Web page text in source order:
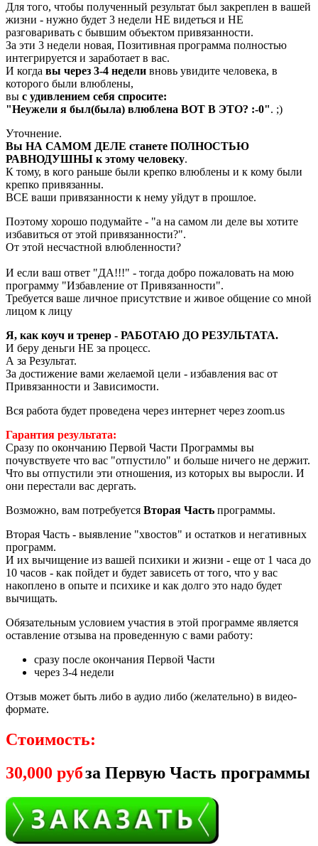
Для того, чтобы полученный результат был закреплен в вашей
жизни - нужно будет 3 недели НЕ видеться и НЕ
разговаривать с бывшим объектом привязанности.
За эти 3 недели новая, Позитивная программа полностью
интегрируется и заработает в вас.
И когда вы через 3-4 недели вновь увидите человека, в
которого были влюблены,
вы с удивлением себя спросите:
"Неужели я был(была) влюблена ВОТ В ЭТО? :-0". ;)
Уточнение.
Вы НА САМОМ ДЕЛЕ станете ПОЛНОСТЬЮ
РАВНОДУШНЫ к этому человеку.
К тому, в кого раньше были крепко влюблены и к кому были
крепко привязанны.
ВСЕ ваши привязанности к нему уйдут в прошлое.
Поэтому хорошо подумайте - "а на самом ли деле вы хотите
избавиться от этой привязанности?".
От этой несчастной влюбленности?
И если ваш ответ "ДА!!!" - тогда добро пожаловать на мою
программу "Избавление от Привязанности".
Требуется ваше личное присутствие и живое общение со мной
лицом к лицу
Я, как коуч и тренер - РАБОТАЮ ДО РЕЗУЛЬТАТА.
И беру деньги НЕ за процесс.
А за Результат.
За достижение вами желаемой цели - избавления вас от
Привязанности и Зависимости.
Вся работа будет проведена через интернет через zoom.us
Гарантия результата:
Сразу по окончанию Первой Части Программы вы
почувствуете что вас "отпустило" и больше ничего не держит.
Что вы отпустили эти отношения, из которых вы выросли. И
они перестали вас дергать.
Возможно, вам потребуется Вторая Часть программы.
Вторая Часть - выявление "хвостов" и остатков и негативных
программ.
И их вычищение из вашей психики и жизни - еще от 1 часа до
10 часов - как пойдет и будет зависеть от того, что у вас
накоплено в опыте и психике и как долго это надо будет
вычищать.
Обязательным условием участия в этой программе является
оставление отзыва на проведенную с вами работу:
сразу после окончания Первой Части
через 3-4 недели
Отзыв может быть либо в аудио либо (желательно) в видео-
формате.
Стоимость:
30,000 рубза Первую Часть программы